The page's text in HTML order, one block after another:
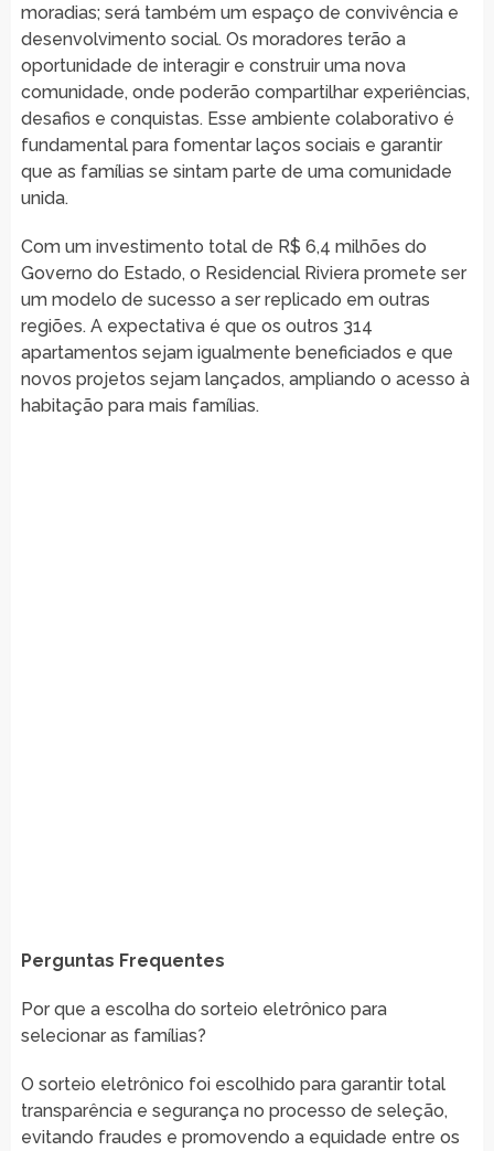
moradias; será também um espaço de convivência e
desenvolvimento social. Os moradores terão a
oportunidade de interagir e construir uma nova
comunidade, onde poderão compartilhar experiências,
desafios e conquistas. Esse ambiente colaborativo é
fundamental para fomentar laços sociais e garantir
que as famílias se sintam parte de uma comunidade
unida.
Com um investimento total de R$ 6,4 milhões do
Governo do Estado, o Residencial Riviera promete ser
um modelo de sucesso a ser replicado em outras
regiões. A expectativa é que os outros 314
apartamentos sejam igualmente beneficiados e que
novos projetos sejam lançados, ampliando o acesso à
habitação para mais famílias.
Perguntas Frequentes
Por que a escolha do sorteio eletrônico para
selecionar as famílias?
O sorteio eletrônico foi escolhido para garantir total
transparência e segurança no processo de seleção,
evitando fraudes e promovendo a equidade entre os